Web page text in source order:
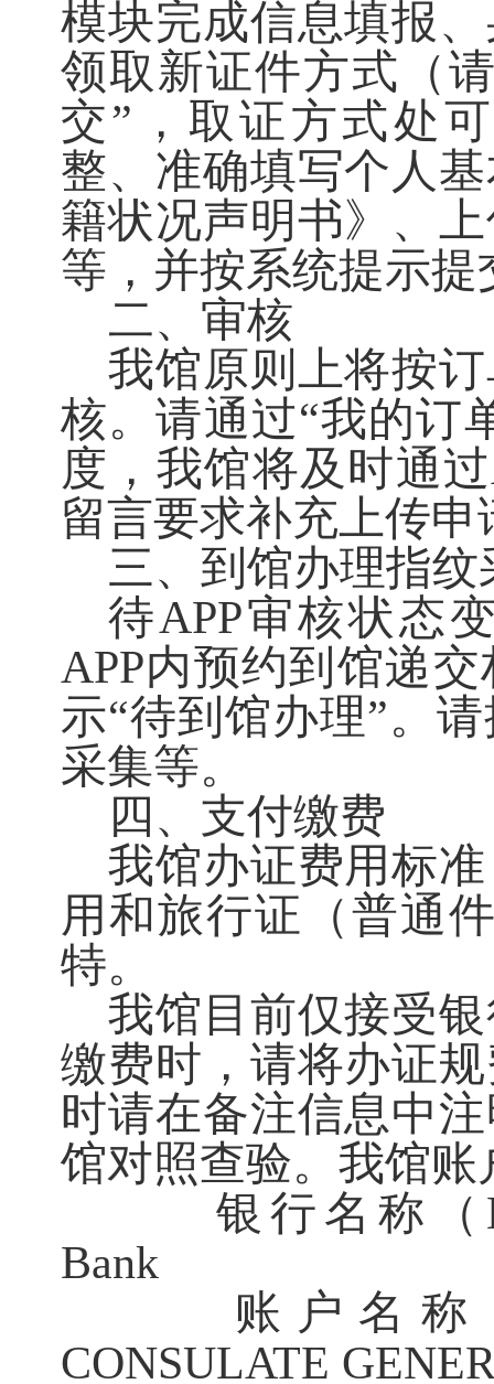
模块完成信息填报
领取新证件方式（
交”，取证方式处
整、准确填写个人
籍状况声明书》、
等，并按系统提示提
二、 审核
我馆原则上将按
核。请通过“我的订
度， 我馆将及时通过
留言要求补充上传申
三、到馆办理指纹
待APP审核状态
APP内预约到馆递
示“待到馆办理”。
采集等。
四、支付缴费
我馆办证费用标
用和旅行证（普通
特。
我馆目前仅接受
缴费时，请将办证
时请在备注信息中
馆对照查验。我馆账
银行名称（
Bank
账户名称
CONSULATE